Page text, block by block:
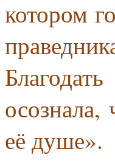
котором
её душе».